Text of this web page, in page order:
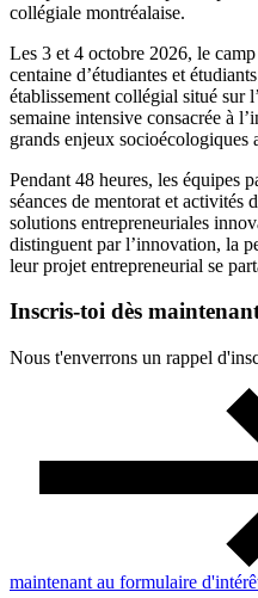
collégiale montréalaise.
Les 3 et 4 octobre 2026, le
centaine d’étudiantes et
établissement collégial situé sur
semaine intensive consacrée à
grands enjeux socioécologiques
Pendant 48 heures, les équipes
séances de mentorat et activités
solutions entrepreneuriales
distinguent par l’innovation, la
leur projet entrepreneurial se
Inscris-toi dès
Nous t'enverrons un rappel
maintenant au formulaire